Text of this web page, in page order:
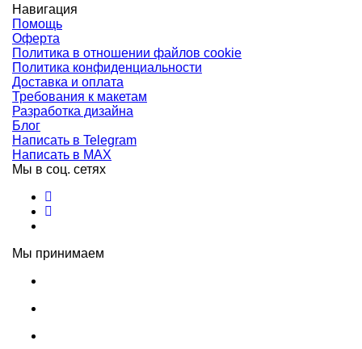
Навигация
Помощь
Оферта
Политика в отношении файлов cookie
Политика конфиденциальности
Доставка и оплата
Требования к макетам
Разработка дизайна
Блог
Написать в Telegram
Написать в MAX
Мы в соц. сетях
Мы принимаем